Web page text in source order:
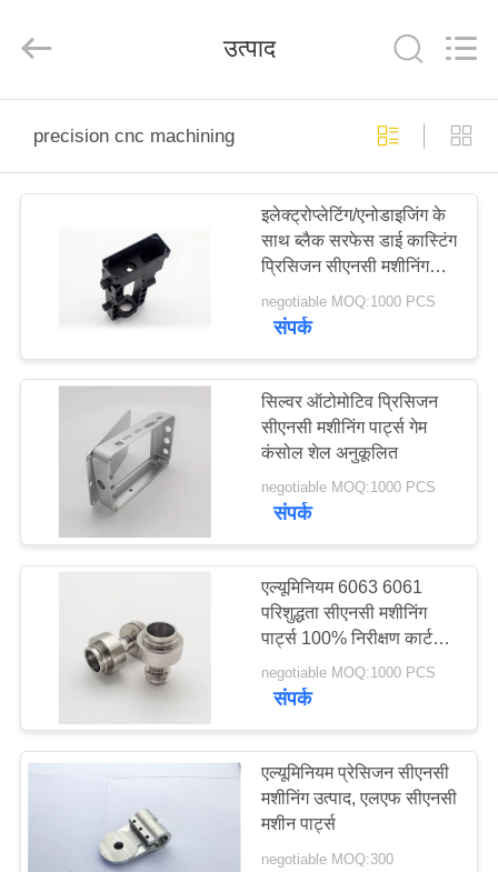
उत्पाद
बारे
कारखाने
दौरा
नियंत्रण
हमसे
संपर्क
Co.,Limited.
उत्पाद
precision cnc machining
इलेक्ट्रोप्लेटिंग/एनोडाइजिंग के
साथ ब्लैक सरफेस डाई कास्टिंग
प्रिसिजन सीएनसी मशीनिंग
negotiable MOQ:1000 PCS
संपर्क
सिल्वर ऑटोमोटिव प्रिसिजन
सीएनसी मशीनिंग पार्ट्स गेम
कंसोल शेल अनुकूलित
negotiable MOQ:1000 PCS
संपर्क
एल्यूमिनियम 6063 6061
परिशुद्धता सीएनसी मशीनिंग
पार्ट्स 100% निरीक्षण कार्टन
पैकेजिंग
negotiable MOQ:1000 PCS
संपर्क
एल्यूमिनियम प्रेसिजन सीएनसी
मशीनिंग उत्पाद, एलएफ सीएनसी
मशीन पार्ट्स
negotiable MOQ:300